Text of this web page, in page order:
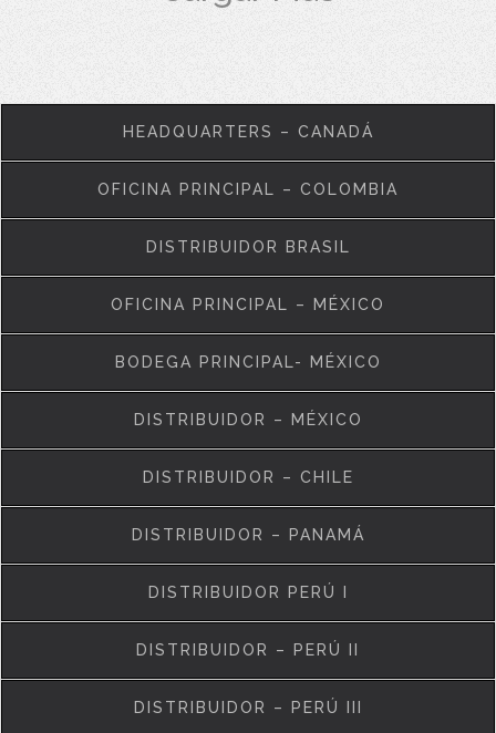
HEADQUARTERS – CANADÁ
OFICINA PRINCIPAL – COLOMBIA
DISTRIBUIDOR BRASIL
OFICINA PRINCIPAL – MÉXICO
BODEGA PRINCIPAL- MÉXICO
DISTRIBUIDOR – MÉXICO
DISTRIBUIDOR – CHILE
DISTRIBUIDOR – PANAMÁ
DISTRIBUIDOR PERÚ I
DISTRIBUIDOR – PERÚ II
DISTRIBUIDOR – PERÚ III